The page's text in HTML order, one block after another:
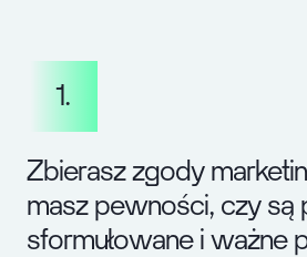
1.
Zbierasz zgody
masz pewności, czy są
sformułowane i ważne